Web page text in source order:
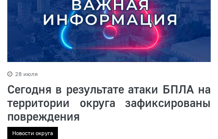
28 июля
Сегодня в результате атаки БПЛА на
территории округа зафиксированы
повреждения
Новости округа